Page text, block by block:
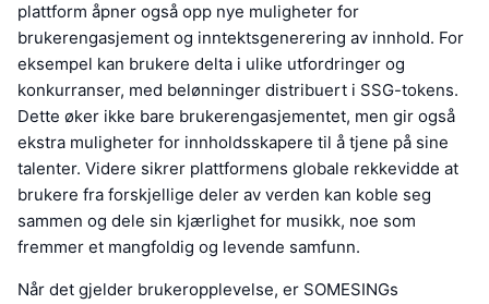
plattform åpner også opp nye muligheter for
brukerengasjement og inntektsgenerering av innhold. For
eksempel kan brukere delta i ulike utfordringer og
konkurranser, med belønninger distribuert i SSG-tokens.
Dette øker ikke bare brukerengasjementet, men gir også
ekstra muligheter for innholdsskapere til å tjene på sine
talenter. Videre sikrer plattformens globale rekkevidde at
brukere fra forskjellige deler av verden kan koble seg
sammen og dele sin kjærlighet for musikk, noe som
fremmer et mangfoldig og levende samfunn.
Når det gjelder brukeropplevelse, er SOMESINGs